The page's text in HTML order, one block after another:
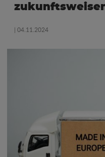
| 04.11.2024